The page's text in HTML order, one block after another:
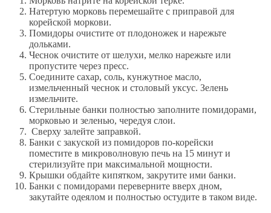
Натертую морковь перемешайте с приправой для
корейской моркови.
Помидоры очистите от плодоножек и нарежьте
дольками.
Чеснок очистите от шелухи, мелко нарежьте или
пропустите через пресс.
Соедините сахар, соль, кунжутное масло,
измельченный чеснок и столовый уксус. Зелень
измельчите.
Стерильные банки полностью заполните помидорами,
морковью и зеленью, чередуя слои.
Сверху залейте заправкой.
Банки с закуской из помидоров по-корейски
поместите в микроволновую печь на 15 минут и
стерилизуйте при максимальной мощности.
Крышки обдайте кипятком, закрутите ими банки.
Банки с помидорами переверните вверх дном,
закутайте одеялом и полностью остудите в таком виде.